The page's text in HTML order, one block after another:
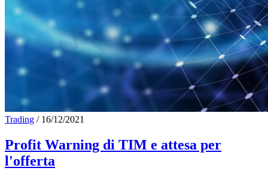
Trading / 16/12/2021
Profit Warning di TIM e attesa per
l'offerta